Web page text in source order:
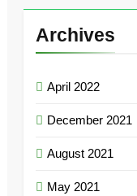
Archives
April 2022
December 2021
August 2021
May 2021